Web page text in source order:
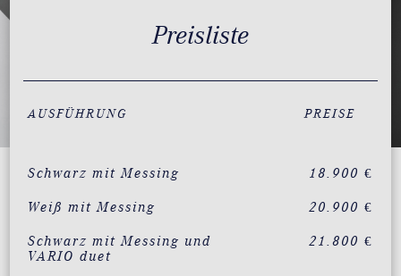
Preisliste
AUSFÜHRUNG PREISE
Schwarz mit Messing 18.900 €
Weiß mit Messing 20.900 €
Schwarz mit Messing und
VARIO duet
21.800 €